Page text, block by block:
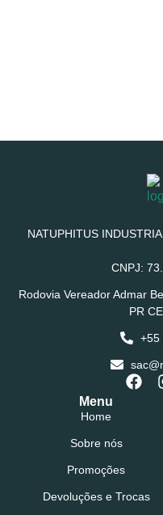
NATUPHITUS
CNPJ:
Rodovia Vereador Admar
PR
+55
Menu
Home
Sobre nós
Promoções
Devoluções e Trocas